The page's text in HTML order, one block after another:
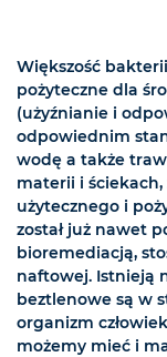
Większość
pożyteczne dla
(użyźnianie i
odpowiednim
wodę a także
materii i ściekach,
użytecznego i
został już nawet
bioremediacją,
naftowej. Istnieją
beztlenowe są w
organizm
możemy mieć i